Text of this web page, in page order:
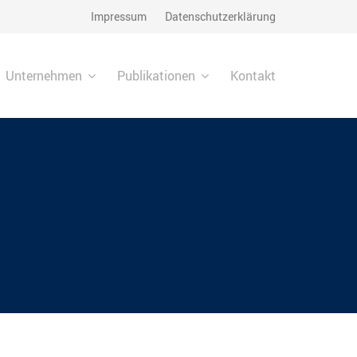
Impressum Datenschutzerklärung
Unternehmen Publikationen Kontakt